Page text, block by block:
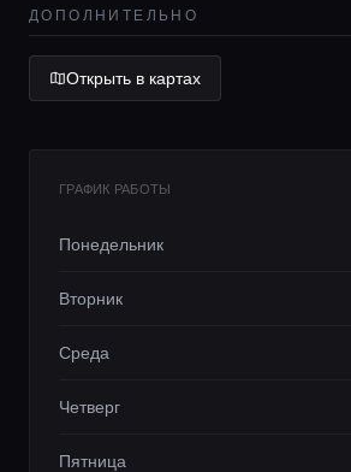
ДОПОЛНИТЕЛЬНО
Открыть в картах
ГРАФИК РАБОТЫ
Понедельник
Вторник
Среда
Четверг
Пятница